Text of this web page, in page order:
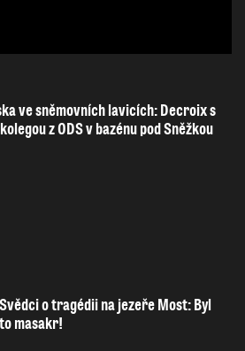
ve sněmovních lavicích: Decroix s
z ODS v bazénu pod Sněžkou
Svědci o tragédii na jezeře Most: Byl
to masakr!